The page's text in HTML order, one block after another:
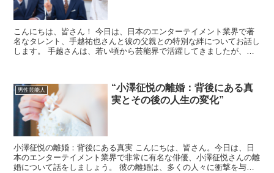
こんにちは、皆さん！ 今日は、日本のエンターテイメント業界で著
名なタレント、手越祐也さんと彼の父親との特別な絆についてお話し
します。 手越さんは、若い頃から芸能界で活躍してきましたが、そ
男性芸能人
“小澤征悦の離婚：背後にある真
実とその後の人生の変化”
小澤征悦の離婚：背後にある真実 こんにちは、皆さん。今日は、日
本のエンターテイメント業界で非常に有名な俳優、小澤征悦さんの離
婚について話をしましょう。 彼の離婚は、多くの人々に衝撃を与え